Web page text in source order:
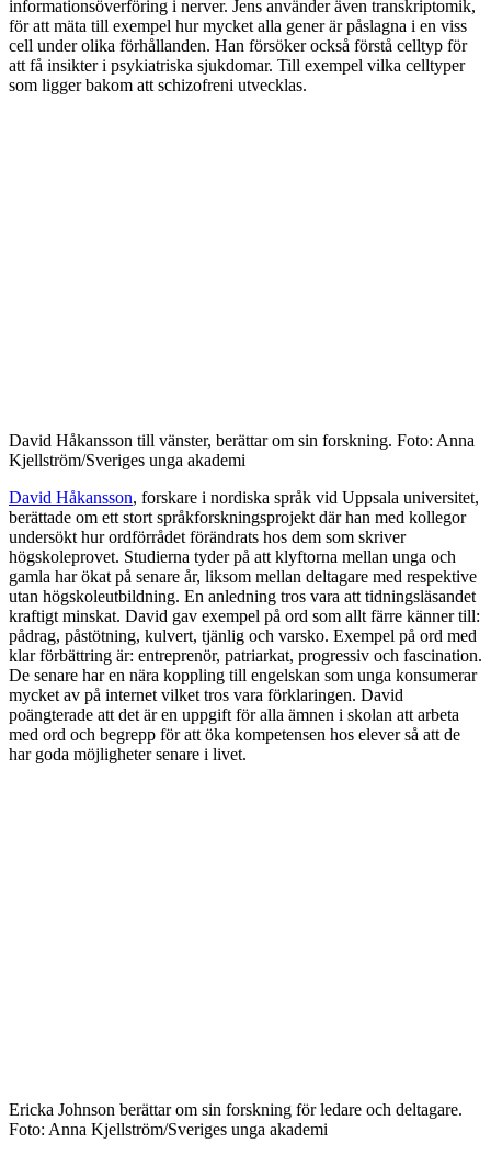
informationsöverföring i nerver. Jens använder även transkriptomik,
för att mäta till exempel hur mycket alla gener är påslagna i en viss
cell under olika förhållanden. Han försöker också förstå celltyp för
att få insikter i psykiatriska sjukdomar. Till exempel vilka celltyper
som ligger bakom att schizofreni utvecklas.
David Håkansson till vänster, berättar om sin forskning. Foto: Anna
Kjellström/Sveriges unga akademi
David Håkansson, forskare i nordiska språk vid Uppsala universitet,
berättade om ett stort språkforskningsprojekt där han med kollegor
undersökt hur ordförrådet förändrats hos dem som skriver
högskoleprovet. Studierna tyder på att klyftorna mellan unga och
gamla har ökat på senare år, liksom mellan deltagare med respektive
utan högskoleutbildning. En anledning tros vara att tidningsläsandet
kraftigt minskat. David gav exempel på ord som allt färre känner till:
pådrag, påstötning, kulvert, tjänlig och varsko. Exempel på ord med
klar förbättring är: entreprenör, patriarkat, progressiv och fascination.
De senare har en nära koppling till engelskan som unga konsumerar
mycket av på internet vilket tros vara förklaringen. David
poängterade att det är en uppgift för alla ämnen i skolan att arbeta
med ord och begrepp för att öka kompetensen hos elever så att de
har goda möjligheter senare i livet.
Ericka Johnson berättar om sin forskning för ledare och deltagare.
Foto: Anna Kjellström/Sveriges unga akademi